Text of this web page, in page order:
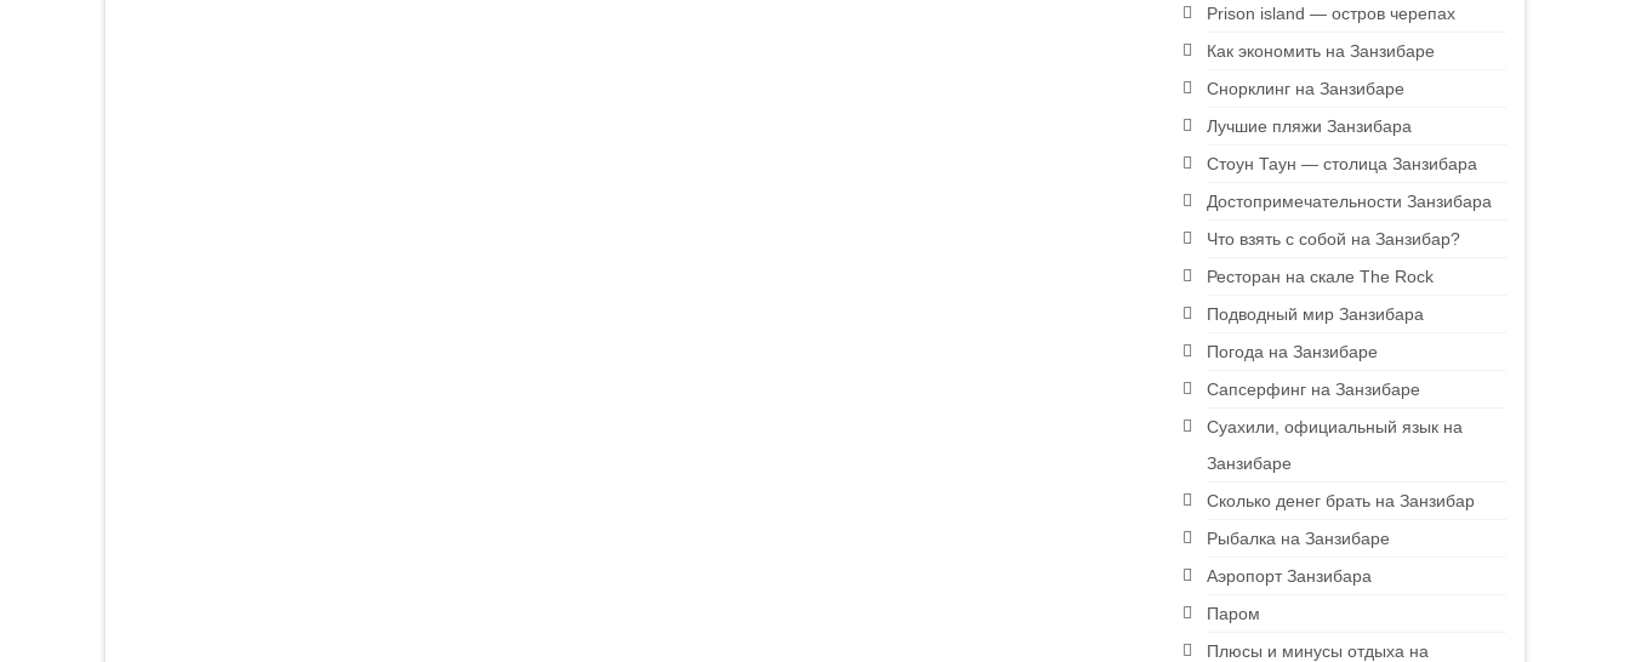
Prison island — остров черепах
Как экономить на Занзибаре
Снорклинг на Занзибаре
Лучшие пляжи Занзибара
Стоун Таун — столица Занзибара
Достопримечательности Занзибара
Что взять с собой на Занзибар?
Ресторан на скале The Rock
Подводный мир Занзибара
Погода на Занзибаре
Сапсерфинг на Занзибаре
Суахили, официальный язык на
Занзибаре
Сколько денег брать на Занзибар
Рыбалка на Занзибаре
Аэропорт Занзибара
Паром
Плюсы и минусы отдыха на